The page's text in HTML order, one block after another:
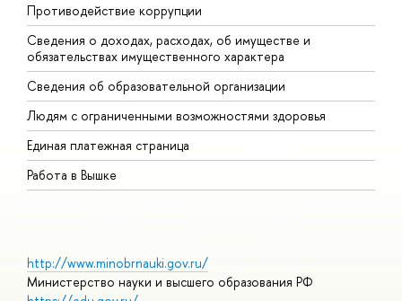
Противодействие коррупции
Сведения о доходах, расходах, об имуществе и
обязательствах имущественного характера
Сведения об образовательной организации
Людям с ограниченными возможностями здоровья
Единая платежная страница
Работа в Вышке
http://www.minobrnauki.gov.ru/
Министерство науки и высшего образования РФ